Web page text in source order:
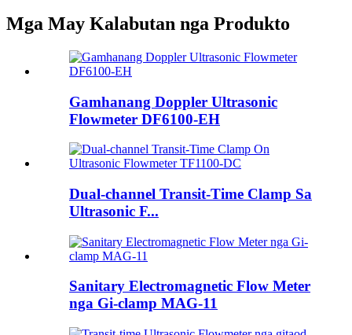
Mga May Kalabutan nga Produkto
Gamhanang Doppler Ultrasonic
Flowmeter DF6100-EH
Dual-channel Transit-Time Clamp Sa
Ultrasonic F...
Sanitary Electromagnetic Flow Meter
nga Gi-clamp MAG-11